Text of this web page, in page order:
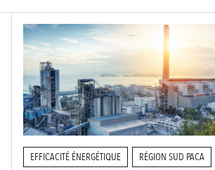
EFFICACITÉ ÉNERGÉTIQUE
RÉGION SUD PACA